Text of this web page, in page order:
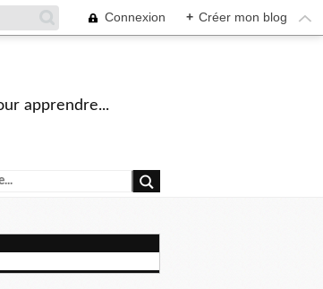
Connexion + Créer mon blog
apprendre...